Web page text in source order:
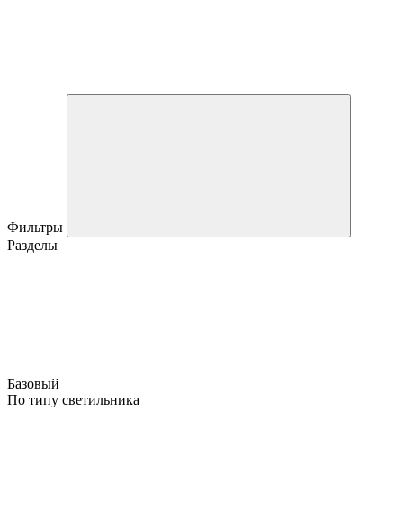
Фильтры
Разделы
Базовый
По типу светильника